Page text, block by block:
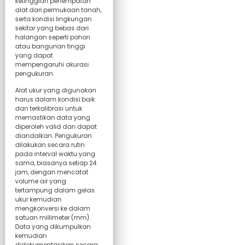
alat dari permukaan tanah,
serta kondisi lingkungan
sekitar yang bebas dari
halangan seperti pohon
atau bangunan tinggi
yang dapat
mempengaruhi akurasi
pengukuran.
Alat ukur yang digunakan
harus dalam kondisi baik
dan terkalibrasi untuk
memastikan data yang
diperoleh valid dan dapat
diandalkan. Pengukuran
dilakukan secara rutin
pada interval waktu yang
sama, biasanya setiap 24
jam, dengan mencatat
volume air yang
tertampung dalam gelas
ukur kemudian
mengkonversi ke dalam
satuan millimeter (mm).
Data yang dikumpulkan
kemudian